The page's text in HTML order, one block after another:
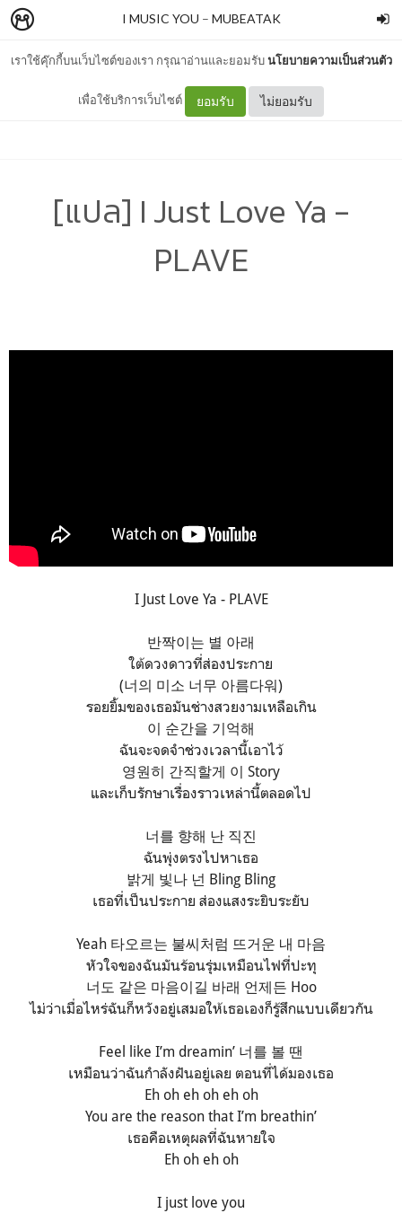
เราใช้คุ๊กกี้บนเว็บไซต์ของเรา กรุณาอ่านและยอมรับนโยบายความเป็นส่วนตัว
เพื่อใช้บริการเว็บไซต์ ยอมรับ ไม่ยอมรับ
I MUSIC YOU – MUBEATAK
[แปล] I Just Love Ya -
PLAVE
I Just Love Ya - PLAVE
반짝이는 별 아래
ใต้ดวงดาวที่ส่องประกาย
(너의 미소 너무 아름다워)
รอยยิ้มของเธอมันช่างสวยงามเหลือเกิน
이 순간을 기억해
ฉันจะจดจำช่วงเวลานี้เอาไว้
영원히 간직할게 이 Story
และเก็บรักษาเรื่องราวเหล่านี้ตลอดไป
너를 향해 난 직진
ฉันพุ่งตรงไปหาเธอ
밝게 빛나 넌 Bling Bling
เธอที่เป็นประกาย ส่องแสงระยิบระยับ
Yeah 타오르는 불씨처럼 뜨거운 내 마음
หัวใจของฉันมันร้อนรุ่มเหมือนไฟที่ปะทุ
너도 같은 마음이길 바래 언제든 Hoo
ไม่ว่าเมื่อไหร่ฉันก็หวังอยู่เสมอให้เธอเองก็รู้สึกแบบเดียวกัน
Feel like I’m dreamin’ 너를 볼 땐
เหมือนว่าฉันกำลังฝันอยู่เลย ตอนที่ได้มองเธอ
Eh oh eh oh eh oh
You are the reason that I’m breathin’
เธอคือเหตุผลที่ฉันหายใจ
Eh oh eh oh
I just love you